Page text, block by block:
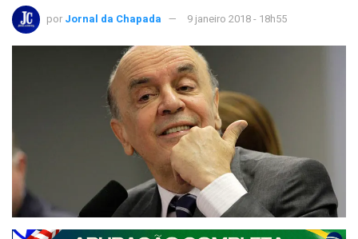
por Jornal da Chapada 9 janeiro 2018 - 18h55